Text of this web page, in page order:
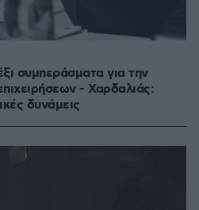
συμπεράσματα για την
- Χαρδαλιάς:
δυνάμεις